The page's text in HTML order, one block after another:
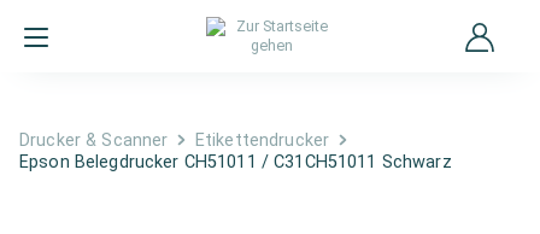
Drucker & Scanner
Etikettendrucker
Epson Belegdrucker CH51011 / C31CH51011 Schwarz